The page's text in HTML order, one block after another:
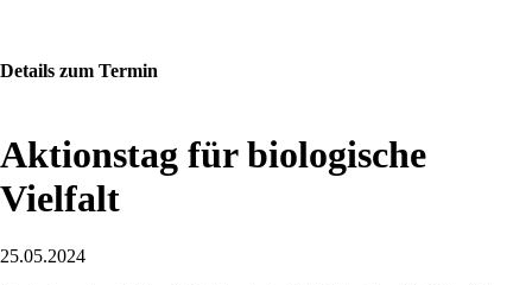
Details zum Termin
Aktionstag für biologische
Vielfalt
25.05.2024